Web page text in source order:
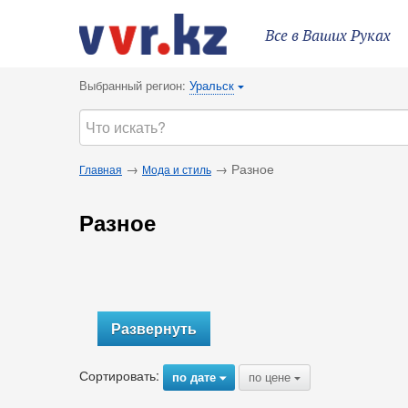
Все в Ваших Руках
Выбранный регион: Уральск {
Главная → Мода и стиль → Разное
Разное
Развернуть
Сортировать: по дате{ по цене {